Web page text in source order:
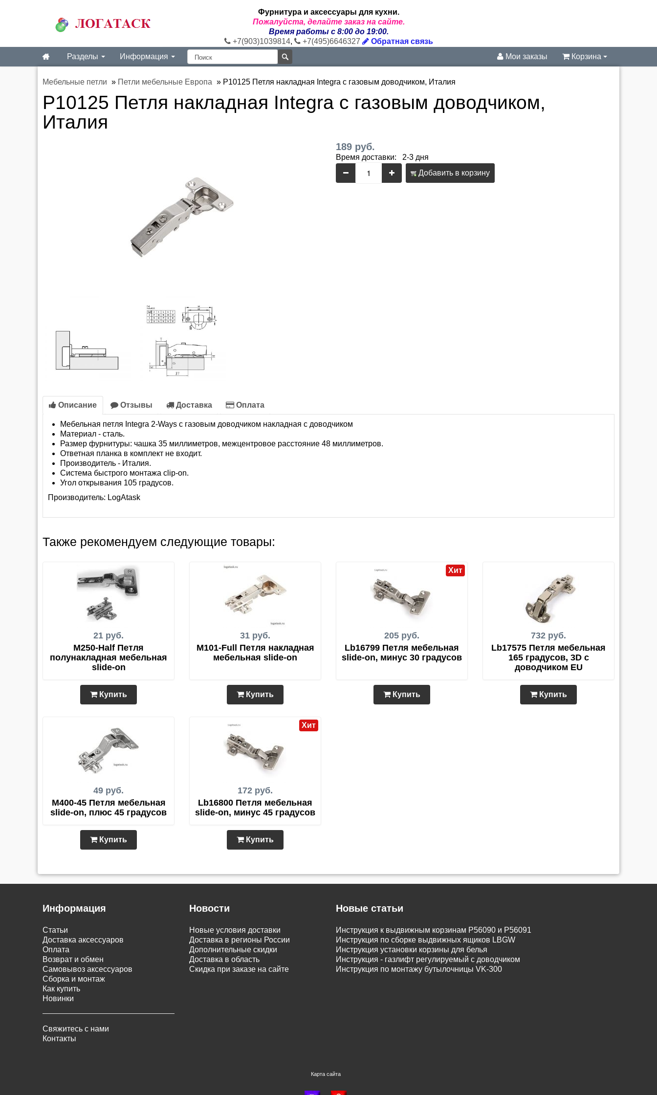
Фурнитура и аксессуары для кухни.
Пожалуйста, делайте заказ на сайте.
Время работы с 8:00 до 19:00.
+7(903)1039814, +7(495)6646327
Обратная связь
Разделы
Информация Мои заказы Корзина
Мебельные петли » Петли мебельные Европа » P10125 Петля накладная Integra с газовым доводчиком, Италия
P10125 Петля накладная Integra с газовым доводчиком,
Италия
189 руб.
Время доставки: 2-3 дня
Добавить в корзину
Описание Отзывы Доставка Оплата
Мебельная петля Integra 2-Ways с газовым доводчиком накладная с доводчиком
Материал - сталь.
Размер фурнитуры: чашка 35 миллиметров, межцентровое расстояние 48 миллиметров.
Ответная планка в комплект не входит.
Производитель - Италия.
Система быстрого монтажа clip-on.
Угол открывания 105 градусов.
Производитель: LogAtask
Также рекомендуем следующие товары:
21 руб.
M250-Half Петля
полунакладная мебельная
slide-on
Купить
31 руб.
M101-Full Петля накладная
мебельная slide-on
Купить
205 руб.
Хит
Lb16799 Петля мебельная
slide-on, минус 30 градусов
Купить
732 руб.
Lb17575 Петля мебельная
165 градусов, 3D c
доводчиком EU
Купить
49 руб.
M400-45 Петля мебельная
slide-on, плюс 45 градусов
Купить
172 руб.
Хит
Lb16800 Петля мебельная
slide-on, минус 45 градусов
Купить
Информация
Статьи
Доставка аксессуаров
Оплата
Возврат и обмен
Самовывоз аксессуаров
Сборка и монтаж
Как купить
Новинки
Свяжитесь с нами
Контакты
Новости
Новые условия доставки
Доставка в регионы России
Дополнительные скидки
Доставка в область
Скидка при заказе на сайте
Новые статьи
Инструкция к выдвижным корзинам P56090 и P56091
Инструкция по сборке выдвижных ящиков LBGW
Инструкция установки корзины для белья
Инструкция - газлифт регулируемый с доводчиком
Инструкция по монтажу бутылочницы VK-300
Карта сайта